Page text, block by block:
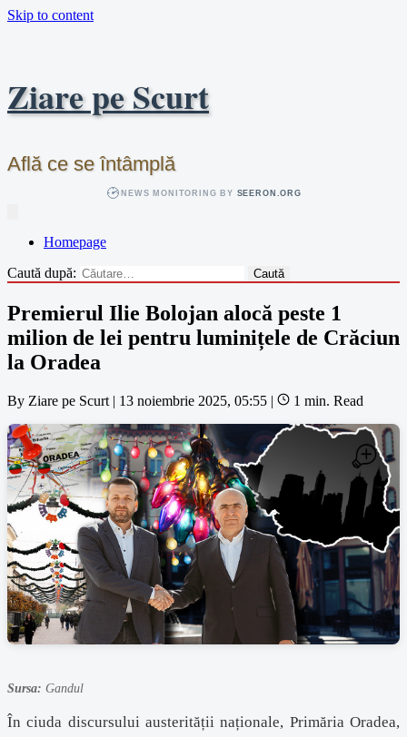
Skip to content
Ziare pe Scurt
Află ce se întâmplă
NEWS MONITORING BY SEERON.ORG
Homepage
Caută după:
Premierul Ilie Bolojan alocă peste 1
milion de lei pentru luminițele de Crăciun
la Oradea
By Ziare pe Scurt | 13 noiembrie 2025, 05:55 | 1 min. Read
Sursa: Gandul
În ciuda discursului austerității naționale, Primăria Oradea,